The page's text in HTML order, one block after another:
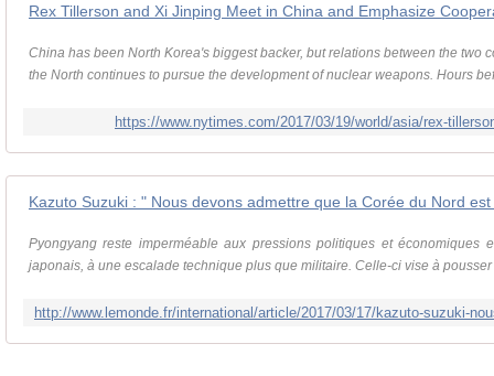
Rex Tillerson and Xi Jinping Meet in China and Emphasize
China has been North Korea's biggest backer, but relations between the two
the North continues to pursue the development of nuclear weapons. Hours
https://www.nytimes.com/2017/03/19/world/asia/rex-
Kazuto Suzuki : " Nous devons admettre que la Corée du Nord
Pyongyang reste imperméable aux pressions politiques et économiques
japonais, à une escalade technique plus que militaire. Celle-ci vise à pousser